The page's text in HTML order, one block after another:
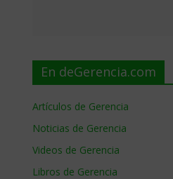
En deGerencia.com
Artículos de Gerencia
Noticias de Gerencia
Videos de Gerencia
Libros de Gerencia